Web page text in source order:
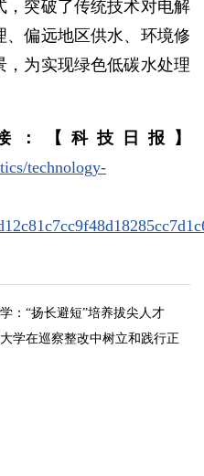
，突破了传统技术对电解
、偏远地区供水、环境修
为实现绿色低碳水处理
：【科技日报】
technology-
：“扬长避短”培养拔尖人才
学在巡察整改中树立和践行正